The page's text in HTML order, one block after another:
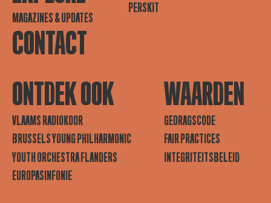
MAGAZINES & UPDATES
CONTACT
PERSKIT
ONTDEK OOK
VLAAMS RADIOKOOR
BRUSSELS YOUNG PHILHARMONIC
YOUTH ORCHESTRA FLANDERS
EUROPASINFONIE
WAARDEN
GEDRAGSCODE
FAIR PRACTICES
INTEGRITEITSBELEID